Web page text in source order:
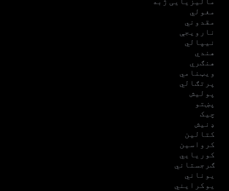
مغولي
مقدوني
نارویجې
نیپالي
هندي
هنګري
ویټنامي
پرتګالي
پولیش
پښتو
چیک
ډنیش
کتالین
کرواسین
کوریایي
ګرجستاني
یوناني
یوکرایني